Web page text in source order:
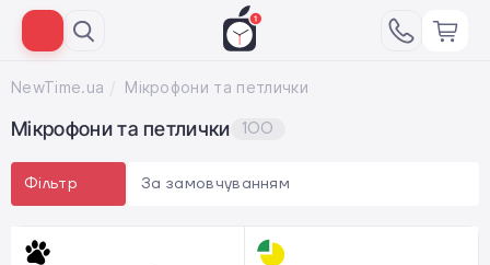
NewTime.ua Мікрофони та петлички
Мікрофони та петлички 100
Фільтр За замовчуванням